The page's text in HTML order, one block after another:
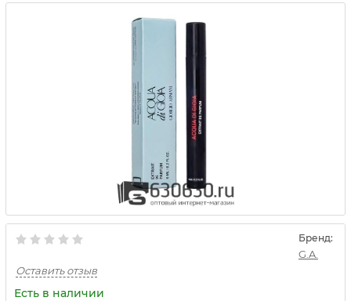
Бренд:
G.A.
Оставить отзыв
Есть в наличии